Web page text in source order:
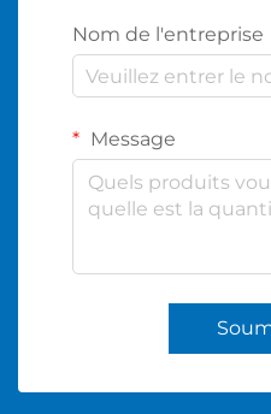
Nom de l'entreprise
Message